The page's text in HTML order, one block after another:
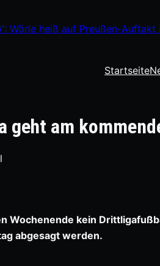
Wörle heiß auf Preußen-Auftakt
Startseite
geht am
Wochenende kein
abgesagt werden.